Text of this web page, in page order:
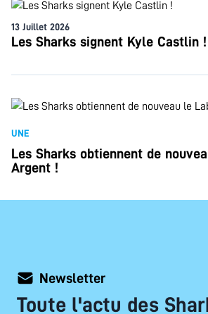
13 Juillet 2026
Les Sharks signent Kyle Castlin !
UNE
Les Sharks obtiennent de
Argent !
Newsletter
Toute l'actu des